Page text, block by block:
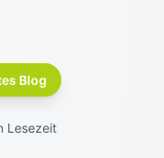
Blog
Lesezeit